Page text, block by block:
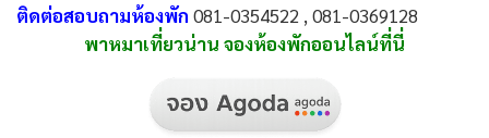
ติดต่อสอบถามห้องพัก 081-0354522 , 081-0369128
พาหมาเที่ยวน่าน จองห้องพักออนไลน์ที่นี่